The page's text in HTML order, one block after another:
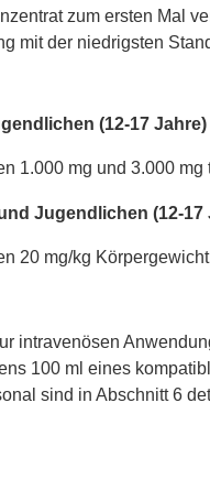
zum ersten Mal
mit der niedrigsten
(12-17
1.000 mg und 3.000 mg
Jugendlichen (12-
20 mg/kg
intravenösen
100 ml eines
sind in Abschnitt 6